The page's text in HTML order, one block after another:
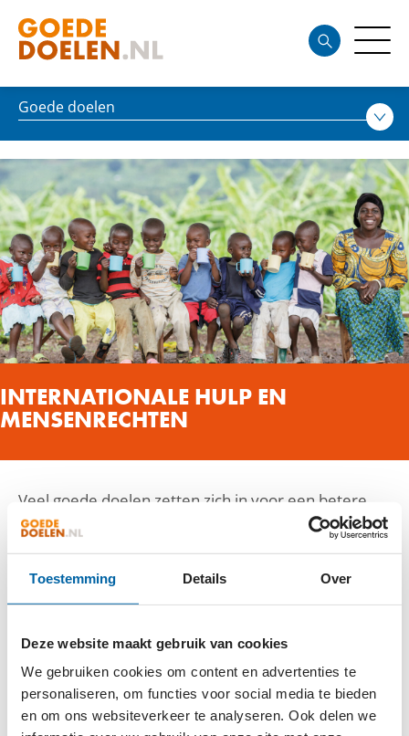
Toestemming Details Over
Deze website maakt gebruik van cookies
We gebruiken cookies om content en advertenties te
personaliseren, om functies voor social media te bieden
en om ons websiteverkeer te analyseren. Ook delen we
Goede doelen
INTERNATIONALE HULP EN
MENSENRECHTEN
Veel goede doelen zetten zich in voor een betere
wereld. Een wereld waarin iedereen gelijke rechten
heeft en in vrijheid kan leven. Zonder oorlog, zonder
honger, zonder angst. Help je mee?
P
Q R S T U V W X Y Z